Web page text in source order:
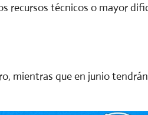
recursos técnicos o mayor
mientras que en junio